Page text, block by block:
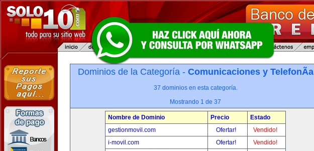
Dominios de la Categoría - Comunicaciones y TelefonÃ­a
37 dominios en esta categoría.
Mostrando 1 de 37
Nombre de Dominio Precio
Estado
gestionmovil.com
Ofertar!
Vendido!
i-movil.com
Ofertar!
Vendido!